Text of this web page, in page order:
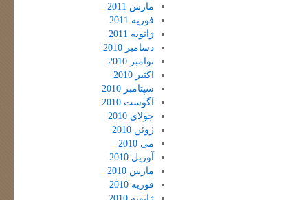
مارس 2011
فوریه 2011
ژانویه 2011
دسامبر 2010
نوامبر 2010
اکتبر 2010
سپتامبر 2010
آگوست 2010
جولای 2010
ژوئن 2010
می 2010
آوریل 2010
مارس 2010
فوریه 2010